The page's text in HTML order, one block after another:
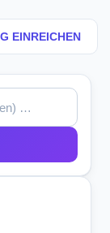
EINREICHEN